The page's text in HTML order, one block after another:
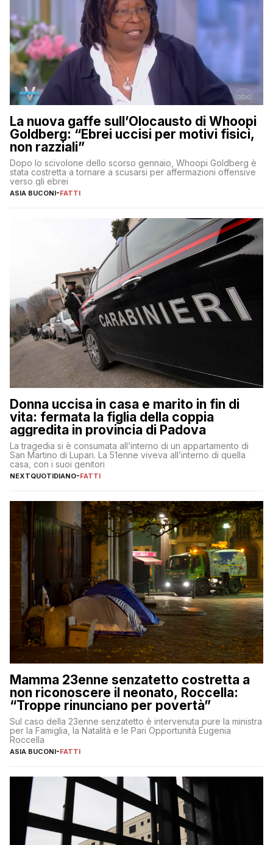
La nuova gaffe sull’Olocausto di Whoopi
Goldberg: “Ebrei uccisi per motivi fisici,
non razziali”
Dopo lo scivolone dello scorso gennaio, Whoopi Goldberg è
stata costretta a tornare a scusarsi per affermazioni offensive
verso gli ebrei
ASIA BUCONI-FATTI
Donna uccisa in casa e marito in fin di
vita: fermata la figlia della coppia
aggredita in provincia di Padova
La tragedia si è consumata all’interno di un appartamento di
San Martino di Lupari. La 51enne viveva all’interno di quella
casa, con i suoi genitori
NEXTQUOTIDIANO-FATTI
Mamma 23enne senzatetto costretta a
non riconoscere il neonato, Roccella:
“Troppe rinunciano per povertà”
Sul caso della 23enne senzatetto è intervenuta pure la ministra
per la Famiglia, la Natalità e le Pari Opportunità Eugenia
Roccella
ASIA BUCONI-FATTI